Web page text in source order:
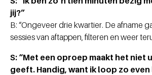
jij?”
B: “Ongeveer drie kwartier. De afname
sessies van aftappen, filteren en weer
S: “Met een oproep maakt het niet
geeft. Handig, want ik loop zo even